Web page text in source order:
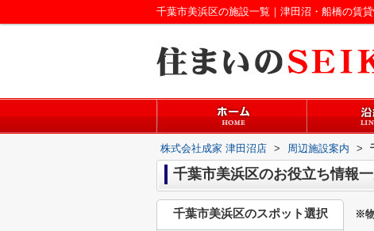
千葉市美浜区の施設一覧｜津田沼・船橋の賃
株式会社成家 津田沼店 > 周辺施設案内 >
千葉市美浜区のお役立ち情報
※
千葉市美浜区のスポット選択